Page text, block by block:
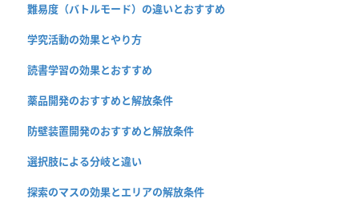
難易度（バトルモード）の違いとおすすめ
学究活動の効果とやり方
読書学習の効果とおすすめ
薬品開発のおすすめと解放条件
防壁装置開発のおすすめと解放条件
選択肢による分岐と違い
探索のマスの効果とエリアの解放条件